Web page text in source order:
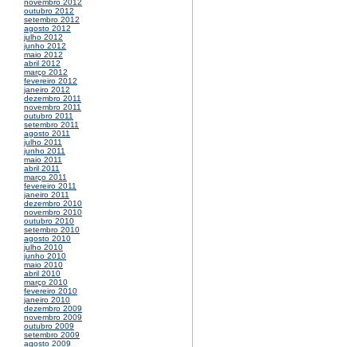
novembro 2012
outubro 2012
setembro 2012
agosto 2012
julho 2012
junho 2012
maio 2012
abril 2012
março 2012
fevereiro 2012
janeiro 2012
dezembro 2011
novembro 2011
outubro 2011
setembro 2011
agosto 2011
julho 2011
junho 2011
maio 2011
abril 2011
março 2011
fevereiro 2011
janeiro 2011
dezembro 2010
novembro 2010
outubro 2010
setembro 2010
agosto 2010
julho 2010
junho 2010
maio 2010
abril 2010
março 2010
fevereiro 2010
janeiro 2010
dezembro 2009
novembro 2009
outubro 2009
setembro 2009
agosto 2009